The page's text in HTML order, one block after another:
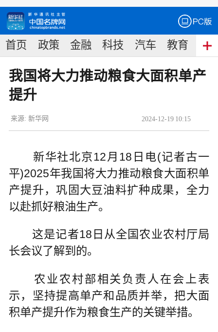
首页 政策 金融 科技 汽车 教育 食
我国将大力推动粮食大面积单产
提升
2024-12-19 10:15
来源: 新华网
新华社北京12月18日电(记者古一
平)2025年我国将大力推动粮食大面积单
产提升，巩固大豆油料扩种成果，全力
以赴抓好粮油生产。
这是记者18日从全国农业农村厅局
长会议了解到的。
农业农村部相关负责人在会上表
示，坚持提高单产和品质并举，把大面
积单产提升作为粮食生产的关键举措。